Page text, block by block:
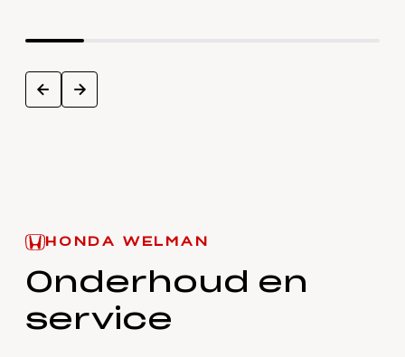
prev next
HONDA WELMAN
Onderhoud en
service